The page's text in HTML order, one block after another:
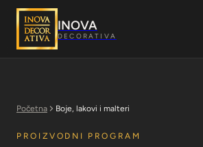
Skoči
sadržaj
INOVA
DECORATIVA
Početna Boje, lakovi i malteri
PROIZVODNI PROGRAM